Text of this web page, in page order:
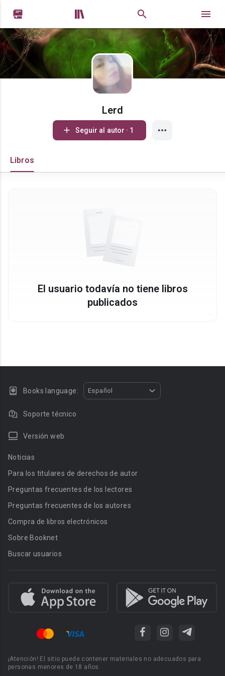
 
Lerd
Seguir al autor · 1
Libros
El usuario todavía no tiene libros
publicados
Books language: Español
Soporte técnico
Versión web
Noticias
Para los titulares de derechos de autor
Preguntas frecuentes de los lectores
Preguntas frecuentes de los autores
Compra de libros electrónicos
Sobre Booknet
Buscar usuarios
¡Atención! El sitio puede contener materiales no adecuados para
personas menores de 18 años.